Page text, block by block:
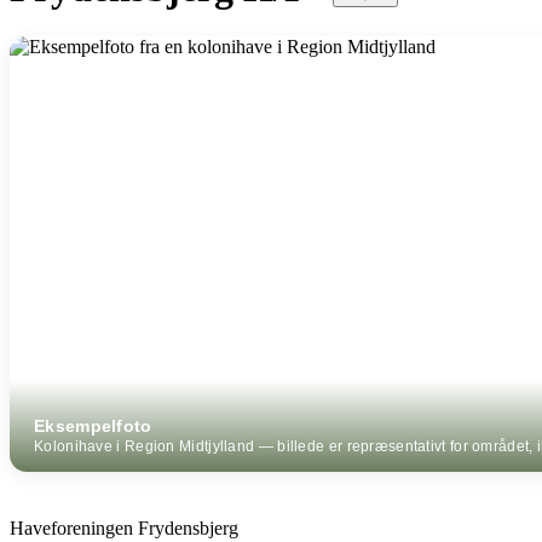
Eksempelfoto
Kolonihave i Region Midtjylland — billede er repræsentativt for området,
Haveforeningen Frydensbjerg